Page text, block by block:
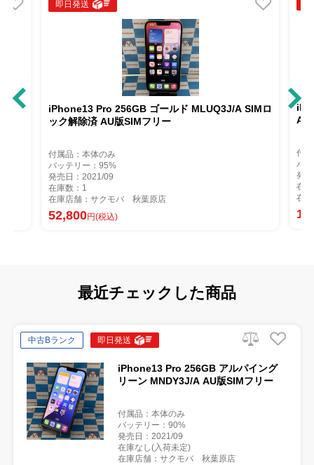
ゴールド MLUQ3J/A SIMロ
iPhone13 Pro 256GB グラファ
AU版SIMフリー ジャンク品
最近チェックした商品
中古Bランク 即日発送
iPhone13 Pro 256GB アルパイング
リーン MNDY3J/A AU版SIMフリー
付属品：本体のみ
バッテリー：90%
発売日：2021/09
在庫なし(入荷未定)
在庫店舗：サクモバ 秋葉原店